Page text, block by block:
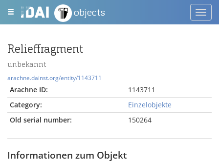
objects
Relieffragment
unbekannt
arachne.dainst.org/entity/1143711
Arachne ID:
1143711
Category:
Einzelobjekte
Old serial number:
150264
Informationen zum Objekt